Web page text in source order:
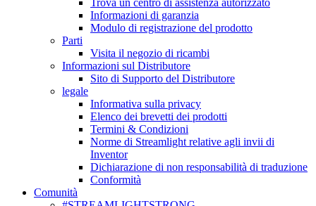
Trova un centro di assistenza autorizzato
Informazioni di garanzia
Modulo di registrazione del prodotto
Parti
Visita il negozio di ricambi
Informazioni sul Distributore
Sito di Supporto del Distributore
legale
Informativa sulla privacy
Elenco dei brevetti dei prodotti
Termini & Condizioni
Norme di Streamlight relative agli invii di
Inventor
Dichiarazione di non responsabilità di traduzione
Conformità
Comunità